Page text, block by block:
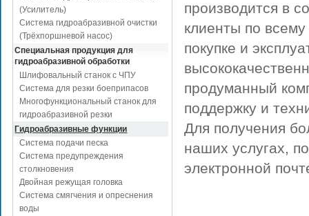
(Усилитель)
Система гидроабразивной очистки
(Трёхпоршневой насос)
Специальная продукция для
гидроабразивной обработки
Шлифовальный станок с ЧПУ
Система для резки боеприпасов
Многофункциональный станок для
гидроабразивной резки
Гидроабразивные функции
Система подачи песка
Система предупреждения
столкновения
Двойная режущая головка
Система смягчения и опреснения
воды
производится в
клиенты по
покупке и
продуманный
поддержку и
Для получения
наших услугах,
электронной